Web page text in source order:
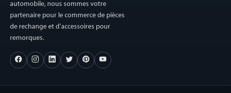
automobile, nous sommes votre
partenaire pour le commerce de pièces
de rechange et d'accessoires pour
remorques.